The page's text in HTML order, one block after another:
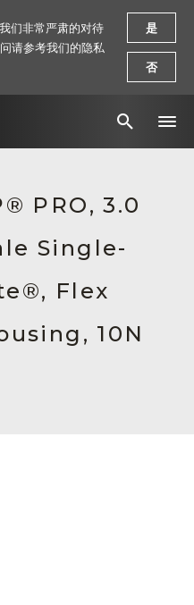
PRO, 3.0
Single-
Flex
10N
们非常严肃的对待
请参考我们的隐私
是
否